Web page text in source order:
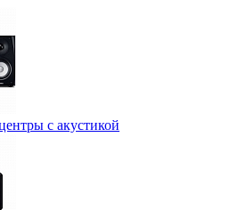
с акустикой